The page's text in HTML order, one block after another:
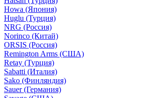
Howa (Япония)
Huglu (Турция)
NRG (Россия)
Norinco (Китай)
ORSIS (Россия)
Remington Arms (США)
Retay (Турция)
Sabatti (Италия)
Sako (Финляндия)
Sauer (Германия)